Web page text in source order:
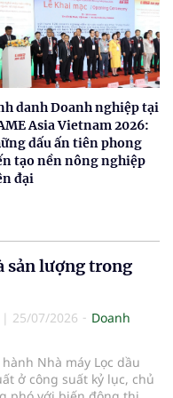
danh Doanh nghiệp tại
Asia Vietnam 2026:
dấu ấn tiên phong
tạo nền nông nghiệp
đại
sản lượng trong
| 25/07/2026
Doanh
Nhà máy Lọc dầu
ở công suất kỷ lục, chủ